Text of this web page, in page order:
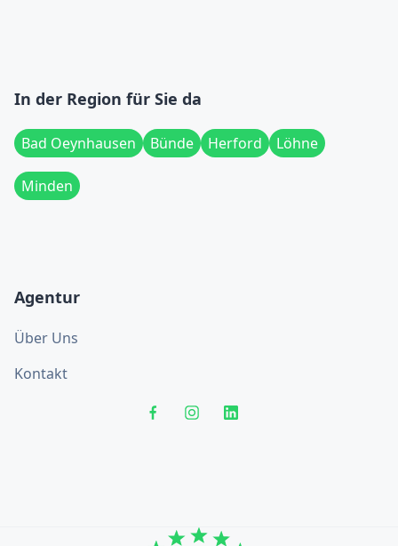
In der Region für Sie da
Bad Oeynhausen Bünde Herford Löhne
Minden
Agentur
Über Uns
Kontakt